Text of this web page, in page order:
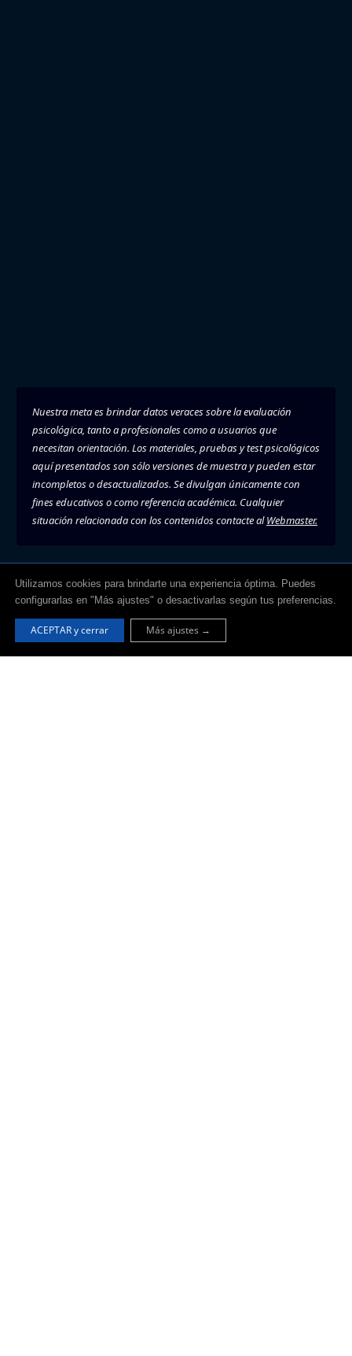
Nuestra meta es brindar datos veraces sobre la evaluación
psicológica, tanto a profesionales como a usuarios que
necesitan orientación. Los materiales, pruebas y test psicológicos
aquí presentados son sólo versiones de muestra y pueden estar
incompletos o desactualizados. Se divulgan únicamente con
fines educativos o como referencia académica. Cualquier
situación relacionada con los contenidos contacte alWebmaster.
Psic. Karlos P. Betancourt
Licenciado en Psicología (Ced. Prof.
08778806) por la BUAP. Enfocado
Utilizamos cookies para brindarte una experiencia óptima. Puedes
configurarlas en "Más ajustes" o desactivarlas según tus preferencias.
ACEPTAR y cerrar Más ajustes →